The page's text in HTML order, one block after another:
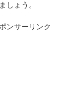
しょう。
ンサーリンク